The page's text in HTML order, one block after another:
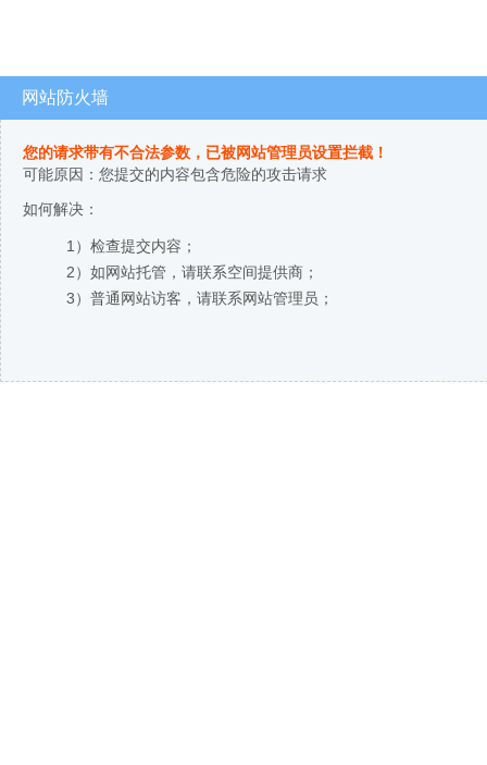
网站防火墙
您的请求带有不合法参数，已被网站管理员设置拦截！
可能原因：您提交的内容包含危险的攻击请求
如何解决：
1）检查提交内容；
2）如网站托管，请联系空间提供商；
3）普通网站访客，请联系网站管理员；